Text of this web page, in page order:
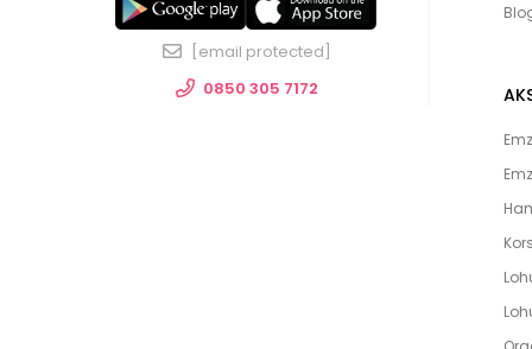
[email protected]
0850 305 7172